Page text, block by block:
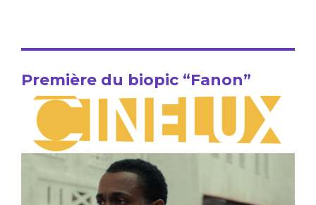
Première du biopic “Fanon”